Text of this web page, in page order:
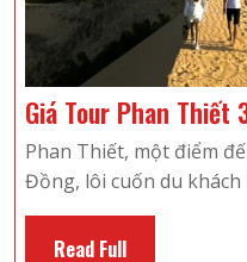
Giá Tour Phan Thiết
Phan Thiết, một điểm
Đồng, lôi cuốn du khách
Read FullRead